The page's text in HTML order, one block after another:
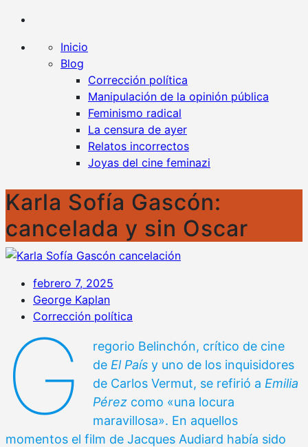
de censura
Inicio
Blog
Corrección política
Manipulación de la opinión pública
Feminismo radical
La censura de ayer
Relatos incorrectos
Joyas del cine feminazi
Karla Sofía Gascón:
cancelada y sin Oscar
febrero 7, 2025
George Kaplan
Corrección política
G
regorio Belinchón, crítico de cine
de El País y uno de los inquisidores
de Carlos Vermut, se refirió a Emilia
Pérez como «una locura
maravillosa». En aquellos
momentos el film de Jacques Audiard había sido